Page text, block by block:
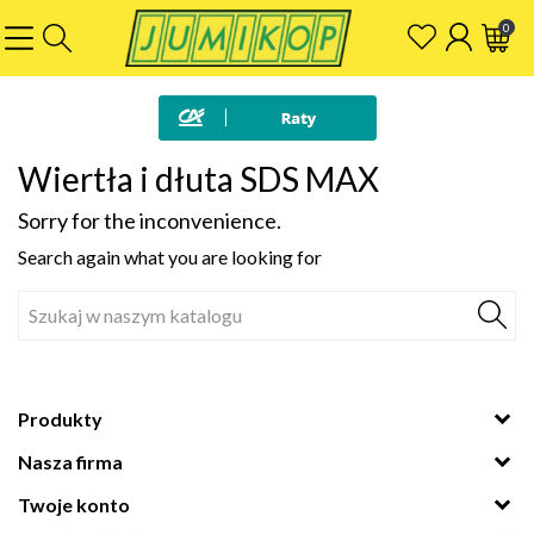
0
Wiertła i dłuta SDS MAX
Sorry for the inconvenience.
Search again what you are looking for
Produkty
Nasza firma
Twoje konto